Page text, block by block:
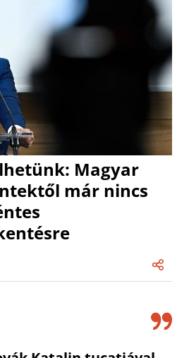
Magyar
már nincs